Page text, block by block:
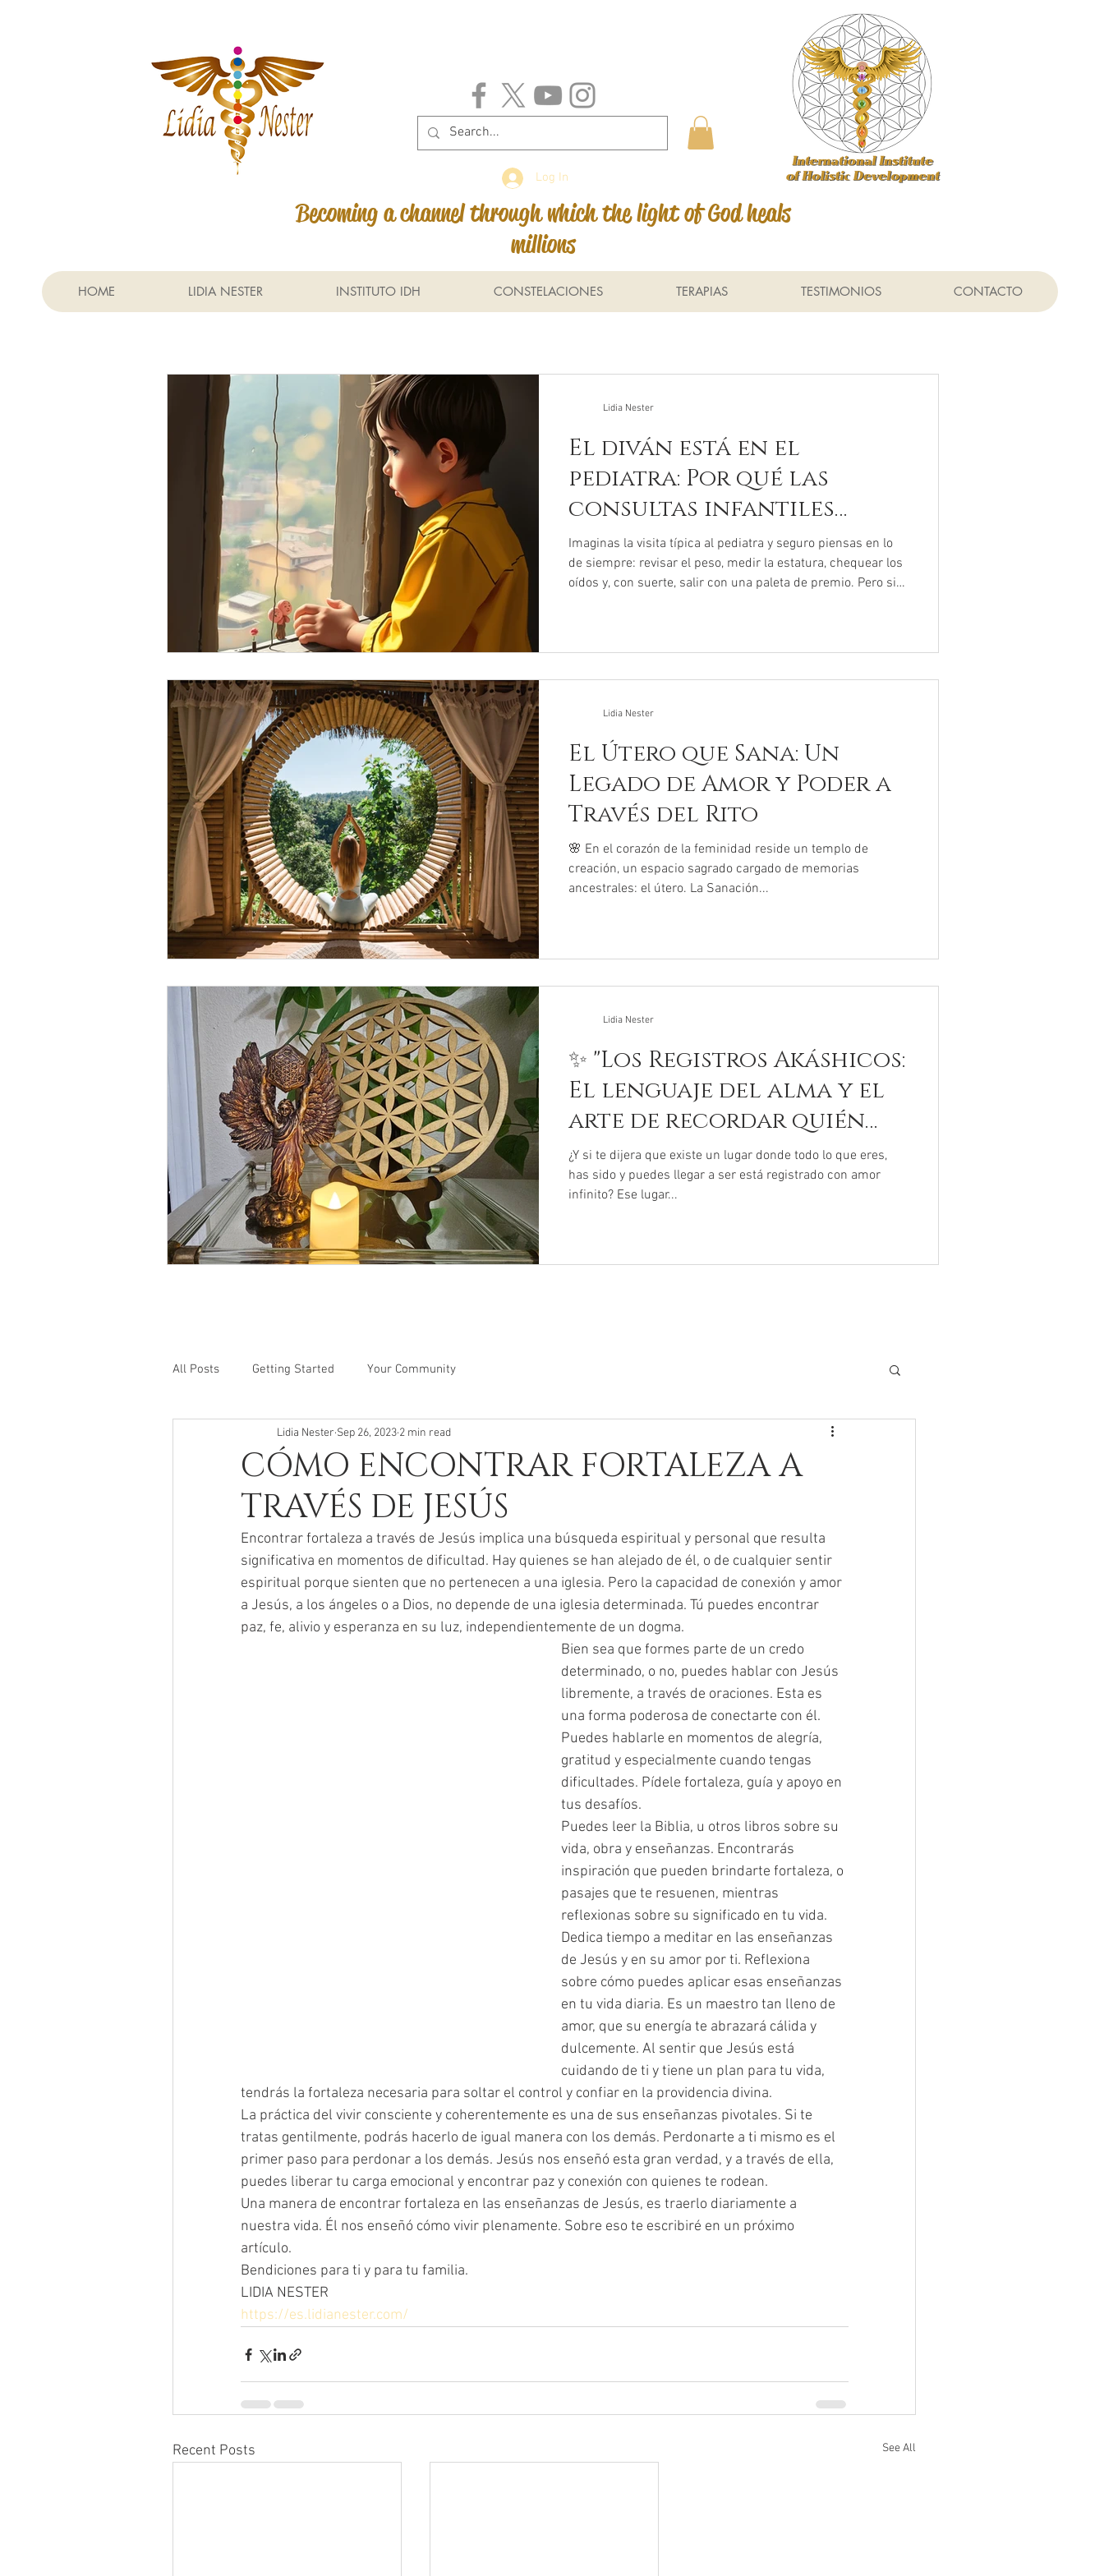
Log In
Becoming a channel through which the light of God heals
millions
HOME LIDIA NESTER INSTITUTO IDH CONSTELACIONES TERAPIAS TESTIMONIOS CONTACTO
El diván está en el
pediatra: Por qué las
consultas infantiles
cambiaron para siempre
Imaginas la visita típica al pediatra y seguro piensas en lo
de siempre: revisar el peso, medir la estatura, chequear los
oídos y, con suerte, salir con una paleta de premio. Pero si
recibiendo a niños con el corazón acelerado y la mente
Lidia Nester
El Útero que Sana: Un
Legado de Amor y Poder a
Través del Rito
🌸 En el corazón de la feminidad reside un templo de
creación, un espacio sagrado cargado de memorias
ancestrales: el útero. La Sanación...
Lidia Nester
✨ "Los Registros Akáshicos:
El lenguaje del alma y el
arte de recordar quién
eres" ✨
¿Y si te dijera que existe un lugar donde todo lo que eres,
has sido y puedes llegar a ser está registrado con amor
infinito? Ese lugar...
Lidia Nester
All Posts Getting Started Your Community
CÓMO ENCONTRAR FORTALEZA A
TRAVÉS DE JESÚS
Lidia Nester Sep 26, 2023 2 min read
Encontrar fortaleza a través de Jesús implica una búsqueda espiritual y personal que resulta
significativa en momentos de dificultad. Hay quienes se han alejado de él, o de cualquier sentir
espiritual porque sienten que no pertenecen a una iglesia. Pero la capacidad de conexión y amor
a Jesús, a los ángeles o a Dios, no depende de una iglesia determinada. Tú puedes encontrar
paz, fe, alivio y esperanza en su luz, independientemente de un dogma.
Bien sea que formes parte de un credo
determinado, o no, puedes hablar con Jesús
libremente, a través de oraciones. Esta es
una forma poderosa de conectarte con él.
Puedes hablarle en momentos de alegría,
gratitud y especialmente cuando tengas
dificultades. Pídele fortaleza, guía y apoyo en
tus desafíos.
Puedes leer la Biblia, u otros libros sobre su
vida, obra y enseñanzas. Encontrarás
inspiración que pueden brindarte fortaleza, o
pasajes que te resuenen, mientras
reflexionas sobre su significado en tu vida.
Dedica tiempo a meditar en las enseñanzas
de Jesús y en su amor por ti. Reflexiona
sobre cómo puedes aplicar esas enseñanzas
en tu vida diaria. Es un maestro tan lleno de
amor, que su energía te abrazará cálida y
dulcemente. Al sentir que Jesús está
cuidando de ti y tiene un plan para tu vida,
tendrás la fortaleza necesaria para soltar el control y confiar en la providencia divina.
La práctica del vivir consciente y coherentemente es una de sus enseñanzas pivotales. Si te
tratas gentilmente, podrás hacerlo de igual manera con los demás. Perdonarte a ti mismo es el
primer paso para perdonar a los demás. Jesús nos enseñó esta gran verdad, y a través de ella,
puedes liberar tu carga emocional y encontrar paz y conexión con quienes te rodean.
Una manera de encontrar fortaleza en las enseñanzas de Jesús, es traerlo diariamente a
nuestra vida. Él nos enseñó cómo vivir plenamente. Sobre eso te escribiré en un próximo
artículo.
Bendiciones para ti y para tu familia.
LIDIA NESTER
https://es.lidianester.com/
Recent Posts See All